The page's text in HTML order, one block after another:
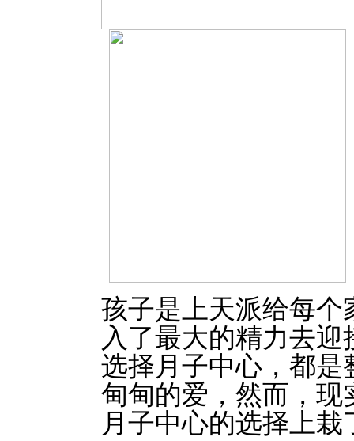
孩子是上天派给每
入了最大的精力去
选择月子中心，都
甸甸的爱，然而，
月子中心的选择上栽